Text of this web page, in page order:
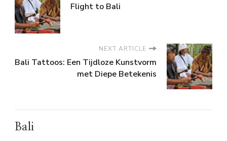
Flight to Bali
NEXT ARTICLE
Bali Tattoos: Een Tijdloze Kunstvorm
met Diepe Betekenis
Bali